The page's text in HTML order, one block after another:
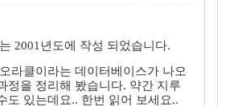
2001년도에 작성 되었습니다.
라클이라는 데이터베이스가 나오
정을 정리해 봤습니다. 약간 지루
도 있는데요.. 한번 읽어 보세요..